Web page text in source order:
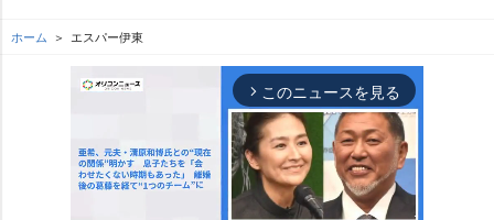
ホーム エスパー伊東
arrow_forward_ios このニュースを見る